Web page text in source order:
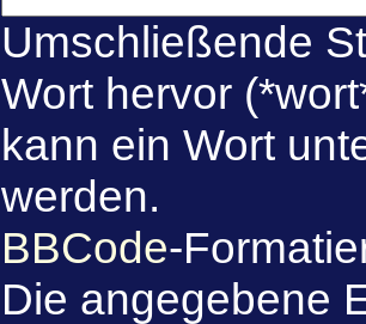
Umschließende
Wort hervor
kann ein Wort
werden.
BBCode-
Die angegebene